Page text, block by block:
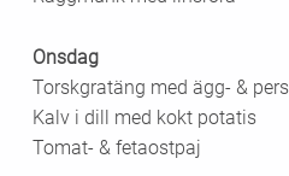
Onsdag
Torskgratäng med ägg- &
Kalv i dill med kokt potatis
Tomat- & fetaostpaj